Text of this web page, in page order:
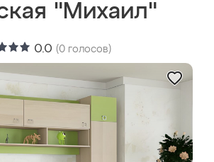
"Михаил"
0.0 (0 голосов)